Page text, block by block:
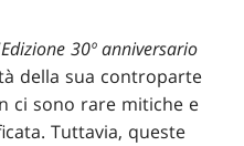
Edizione 30º anniversario
della sua controparte
ci sono rare mitiche e
Tuttavia, queste